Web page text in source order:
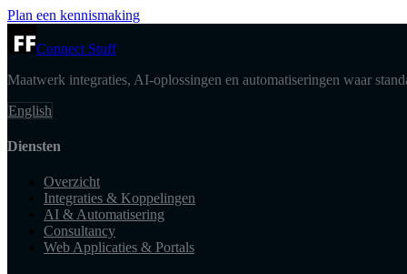
Plan een kennismaking
Connect Stuff
Maatwerk integraties, AI-oplossingen en automatiseringen waar
English
Diensten
Overzicht
Integraties & Koppelingen
AI & Automatisering
Consultancy
Web Applicaties & Portals